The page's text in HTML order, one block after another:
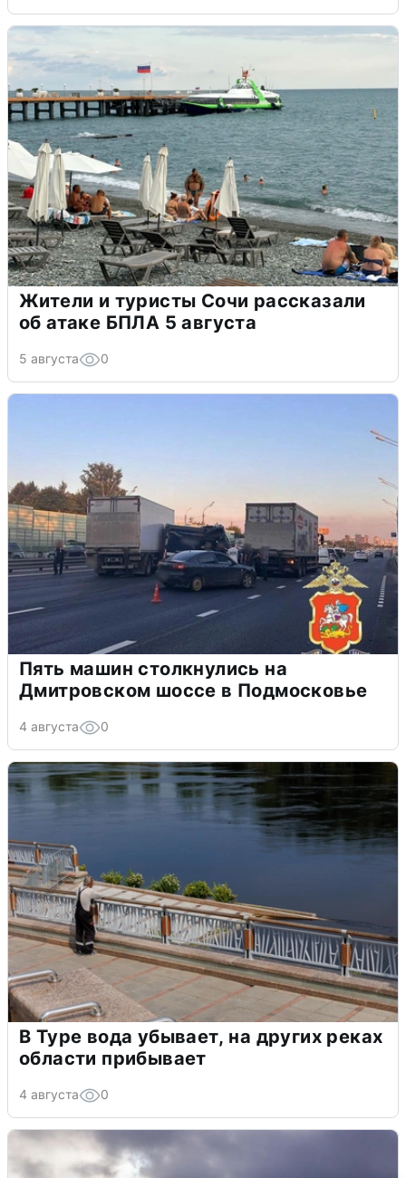
Жители и туристы Сочи рассказали
об атаке БПЛА 5 августа
5 августа 0
Пять машин столкнулись на
Дмитровском шоссе в Подмосковье
4 августа 0
В Туре вода убывает, на других реках
области прибывает
4 августа 0